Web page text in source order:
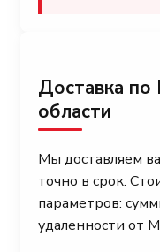
Доставка по
области
Мы доставляем
точно в срок.
параметров:
удаленности от